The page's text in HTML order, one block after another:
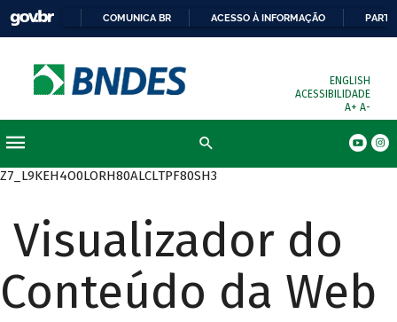
COMUNICA BR ACESSO À INFORMAÇÃO
ENGLISH
ACESSIBILIDADE
A+ A-
Z7_L9KEH4O0LORH80ALCLTPF80SH3
Visualizador do
Conteúdo da Web